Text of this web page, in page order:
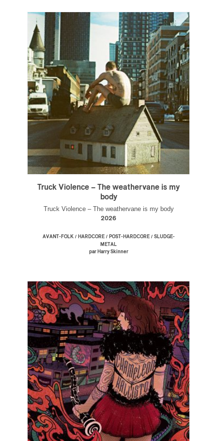
Truck Violence – The weathervane is my
body
Truck Violence – The weathervane is my body
2026
AVANT-FOLK/ HARDCORE/ POST-HARDCORE/ SLUDGE-
METAL
par Harry Skinner